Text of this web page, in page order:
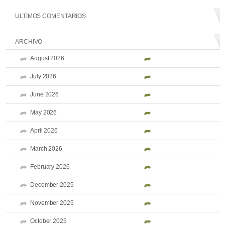
ULTIMOS COMENTARIOS
ARCHIVO
August 2026
July 2026
June 2026
May 2026
April 2026
March 2026
February 2026
December 2025
November 2025
October 2025